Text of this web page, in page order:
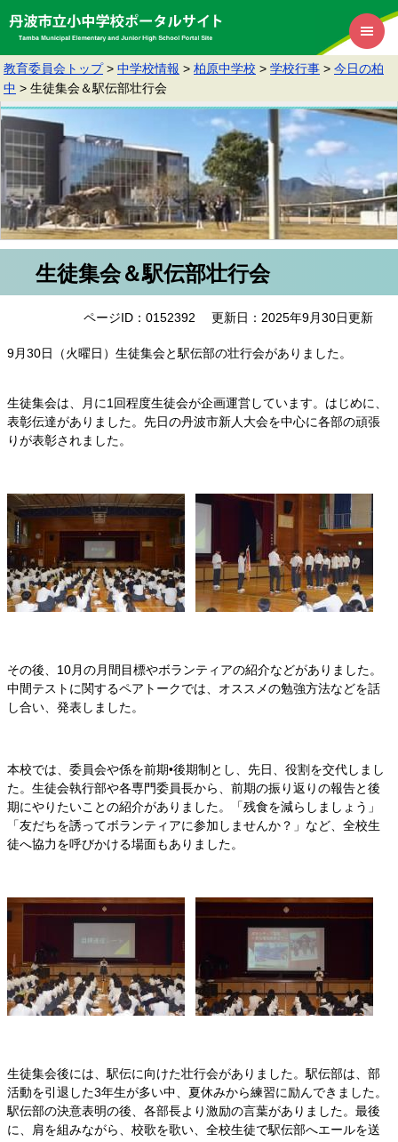
教育委員会トップ > 中学校情報 > 柏原中学校 > 学校行事 > 今日の柏
中 > 生徒集会＆駅伝部壮行会
生徒集会＆駅伝部壮行会
ページID：0152392 更新日：2025年9月30日更新
9月30日（火曜日）生徒集会と駅伝部の壮行会がありました。
生徒集会は、月に1回程度生徒会が企画運営しています。はじめに、
表彰伝達がありました。先日の丹波市新人大会を中心に各部の頑張
りが表彰されました。
その後、10月の月間目標やボランティアの紹介などがありました。
中間テストに関するペアトークでは、オススメの勉強方法などを話
し合い、発表しました。
本校では、委員会や係を前期•後期制とし、先日、役割を交代しまし
た。生徒会執行部や各専門委員長から、前期の振り返りの報告と後
期にやりたいことの紹介がありました。「残食を減らしましょう」
「友だちを誘ってボランティアに参加しませんか？」など、全校生
徒へ協力を呼びかける場面もありました。
生徒集会後には、駅伝に向けた壮行会がありました。駅伝部は、部
活動を引退した3年生が多い中、夏休みから練習に励んできました。
駅伝部の決意表明の後、各部長より激励の言葉がありました。最後
に、肩を組みながら、校歌を歌い、全校生徒で駅伝部へエールを送